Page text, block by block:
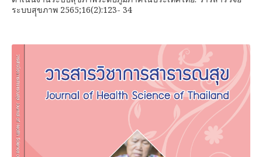
ระบบสุุขภาพ 2565;16(2):123- 34